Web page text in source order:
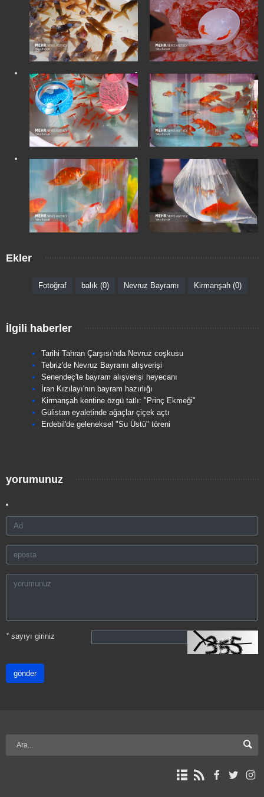
Ekler
Fotoğraf balık (0) Nevruz Bayramı Kirmanşah (0)
İlgili haberler
Tarihi Tahran Çarşısı'nda Nevruz coşkusu
Tebriz'de Nevruz Bayramı alışverişi
Senendeç'te bayram alışverişi heyecanı
İran Kızılayı'nın bayram hazırlığı
Kirmanşah kentine özgü tatlı: "Prinç Ekmeği"
Gülistan eyaletinde ağaçlar çiçek açtı
Erdebil'de geleneksel "Su Üstü" töreni
yorumunuz
*sayıyı giriniz
gönder